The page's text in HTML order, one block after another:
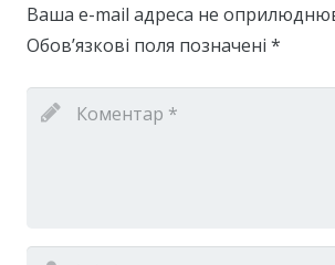
Ваша e-mail адреса не
Обов’язкові поля позначені *